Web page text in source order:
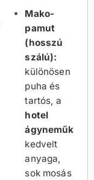
Mako-
pamut
(hosszú
szálú):
különösen
puha és
tartós, a
hotel
ágyneműk
kedvelt
anyaga,
sok mosás